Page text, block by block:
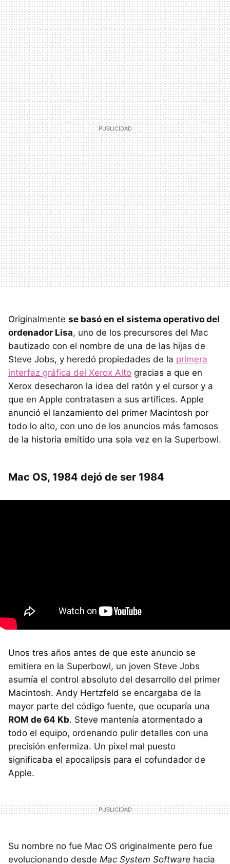
Originalmente se basó en el sistema operativo del
ordenador Lisa, uno de los precursores del Mac
bautizado con el nombre de una de las hijas de
Steve Jobs, y heredó propiedades de la primera
interfaz gráfica del Xerox Alto gracias a que en
Xerox desecharon la idea del ratón y el cursor y a
que en Apple contratasen a sus artífices. Apple
anunció el lanzamiento del primer Macintosh por
todo lo alto, con uno de los anuncios más famosos
de la historia emitido una sola vez en la Superbowl.
Mac OS, 1984 dejó de ser 1984
Unos tres años antes de que este anuncio se
emitiera en la Superbowl, un joven Steve Jobs
asumía el control absoluto del desarrollo del primer
Macintosh. Andy Hertzfeld se encargaba de la
mayor parte del código fuente, que ocuparía una
ROM de 64 Kb. Steve mantenía atormentado a
todo el equipo, ordenando pulir detalles con una
precisión enfermiza. Un pixel mal puesto
significaba el apocalipsis para el cofundador de
Apple.
Su nombre no fue Mac OS originalmente pero fue
evolucionando desde Mac System Software hacia